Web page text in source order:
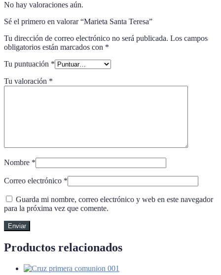
No hay valoraciones aún.
Sé el primero en valorar “Marieta Santa Teresa”
Tu dirección de correo electrónico no será publicada. Los campos
obligatorios están marcados con *
Tu puntuación *
Tu valoración *
Nombre *
Correo electrónico *
Guarda mi nombre, correo electrónico y web en este navegador
para la próxima vez que comente.
Productos relacionados